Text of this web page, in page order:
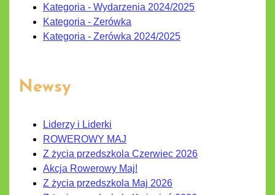
Kategoria - Wydarzenia 2024/2025
Kategoria - Zerówka
Kategoria - Zerówka 2024/2025
Newsy
Liderzy i Liderki
ROWEROWY MAJ
Z życia przedszkola Czerwiec 2026
Akcja Rowerowy Maj!
Z życia przedszkola Maj 2026